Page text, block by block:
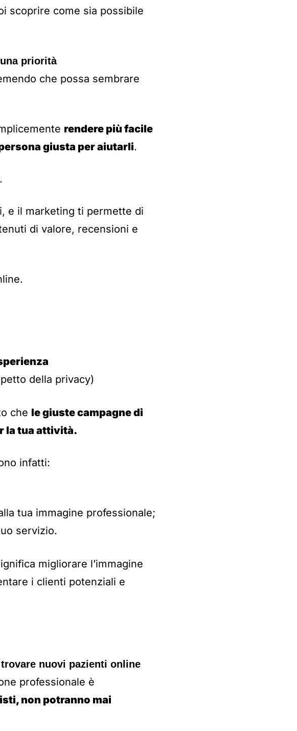
scoprire come sia possibile
priorità
che possa sembrare
rendere più facile
giusta per aiutarli.
e il marketing ti permette di
di valore, recensioni e
della privacy)
che le giuste campagne di
la tua attività.
infatti:
tua immagine professionale;
servizio.
migliorare l’immagine
i clienti potenziali e
nuovi pazienti online
professionale è
non potranno mai